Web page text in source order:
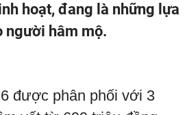
hoạt, đang là những lựa
người hâm mộ.
được phân phối với 3